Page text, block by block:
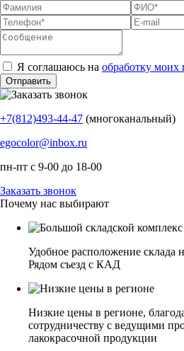
Я соглашаюсь на обработку
+7(812)493-44-47 (многоканальный)
egocolor@inbox.ru
пн-пт с 9-00 до 18-00
Заказать звонок
Почему нас выбирают
Удобное расположение склада
Рядом съезд с КАД
Низкие цены в регионе,
сотрудничеству с ведущими
лакокрасочной продукции